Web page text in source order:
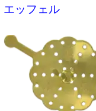
エッフェル